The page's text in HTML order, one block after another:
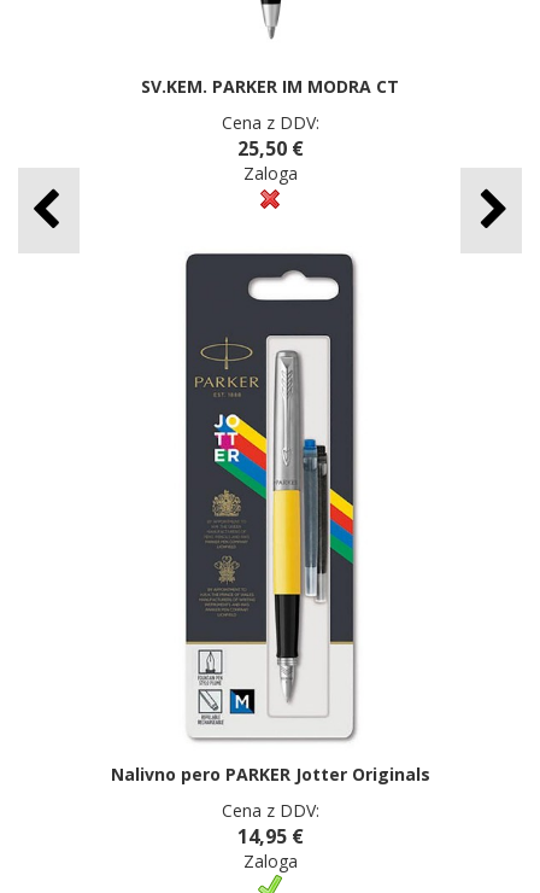
SV.KEM. PARKER IM MODRA CT
Cena z DDV:
25,50 €
Zaloga
Nalivno pero PARKER Jotter Originals
Cena z DDV:
14,95 €
Zaloga